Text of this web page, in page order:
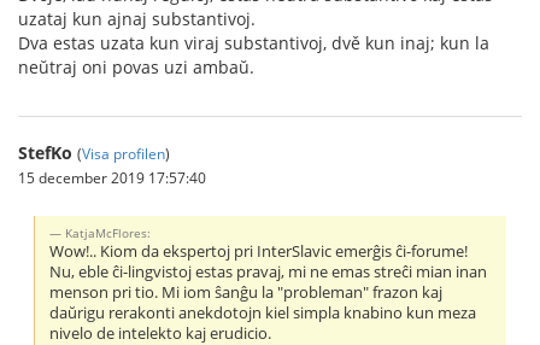
uzataj kun ajnaj substantivoj.
Dva estas uzata kun viraj substantivoj, dvě kun inaj; kun la
neŭtraj oni povas uzi ambaŭ.
StefKo (Visa profilen)
15 december 2019 17:57:40
KatjaMcFlores:
Wow!.. Kiom da ekspertoj pri InterSlavic emerĝis ĉi-forume!
Nu, eble ĉi-lingvistoj estas pravaj, mi ne emas streĉi mian inan
menson pri tio. Mi iom ŝanĝu la "probleman" frazon kaj
daŭrigu rerakonti anekdotojn kiel simpla knabino kun meza
nivelo de intelekto kaj erudicio.